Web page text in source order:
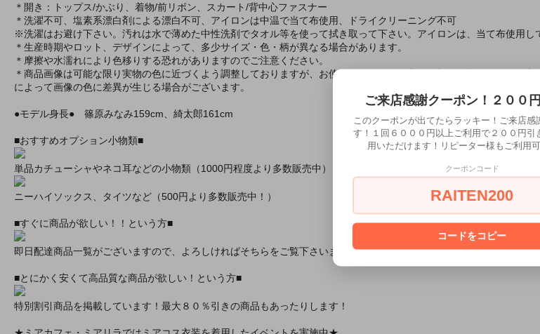
＊開き：トップス/かぶり、着物/前リボン、スカート/背中心ファスナー
＊洗濯不可、塩素系漂白剤による漂白不可、アイロンは中温で当て布使用、ドライクリーニング不可
※洗濯はお避け下さい。汚れは水で薄めた中性洗剤でタオル等を使って拭き取って下さい。アイロンは、当て布使用し
＊生産時期やロット、デザインによって、多少サイズ・色・柄が異なる場合があります。
＊摩擦や水濡れにより色移りする恐れがありますのでご注意ください。
＊商品画像は可能な限り実物の色に近づくよう調整しておりますが、お使いのモニター設定、お部屋の照明等により
によって画像の色に差異が生じる場合がございます。
●モデル身長● 篠原みなみ159cm、綺太郎161cm
■おすすめオプション小物類■
単品カチューシャやネコ耳などの小物類（1000円程度より多数販売中）
ニーハイソックス、タイツなど（500円より多数販売中！）
■すぐに商品が欲しい！！という方■
即日配達商品一覧がございますので、よろしければそちらをご覧下さいませ。
■とにかく安くて高品質な商品が欲しい！という方■
特別割引商品を掲載しています！最大８０％引きの商品もあったりします！
ご来店感謝クーポン！２００
このクーポンが出てたらラッキー！ご来店感
す！１回６０００円以上ご利用で２００円引
用いただけます！リピーター様もご利用可
クーポンコード
RAITEN200
コードをコピー